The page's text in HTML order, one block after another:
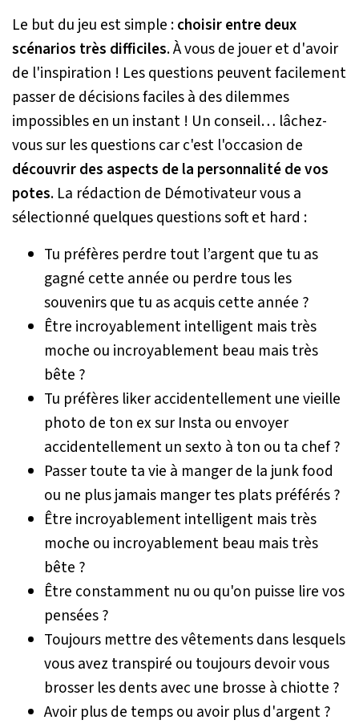
Le but du jeu est simple :choisir entre deux
scénarios très difficiles. À vous de jouer et d'avoir
de l'inspiration ! Les questions peuvent facilement
passer de décisions faciles à des dilemmes
impossibles en un instant ! Un conseil… lâchez-
vous sur les questions car c'est l'occasion de
découvrir des aspects de la personnalité de vos
potes. La rédaction de Démotivateur vous a
sélectionné quelques questions soft et hard :
Tu préfères perdre tout l’argent que tu as
gagné cette année ou perdre tous les
souvenirs que tu as acquis cette année ?
Être incroyablement intelligent mais très
moche ou incroyablement beau mais très
bête ?
Tu préfères liker accidentellement une vieille
photo de ton ex sur Insta ou envoyer
accidentellement un sexto à ton ou ta chef ?
Passer toute ta vie à manger de la junk food
ou ne plus jamais manger tes plats préférés ?
Être incroyablement intelligent mais très
moche ou incroyablement beau mais très
bête ?
Être constamment nu ou qu'on puisse lire vos
pensées ?
Toujours mettre des vêtements dans lesquels
vous avez transpiré ou toujours devoir vous
brosser les dents avec une brosse à chiotte ?
Avoir plus de temps ou avoir plus d'argent ?